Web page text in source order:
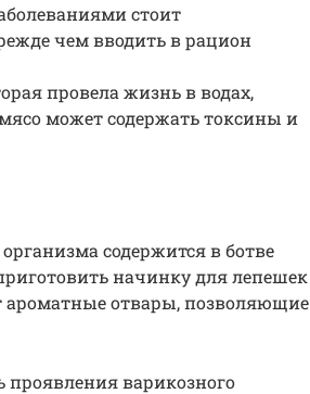
стоит
чем вводить в рацион
провела жизнь в водах,
может содержать токсины и
содержится в ботве
начинку для лепешек
ароматные отвары, позволяющие
варикозного